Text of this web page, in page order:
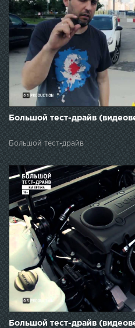
Большой тест-драйв
Большой тест-драйв
Большой тест-драйв